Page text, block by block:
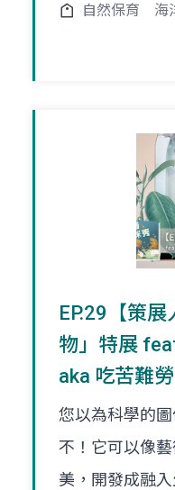
自然保育 海
EP.29【策
物」特展
aka 吃苦難
您以為科學的
不！它可以像
美，開發成融